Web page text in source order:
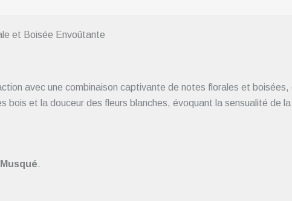
et Boisée Envoûtante
avec une combinaison captivante de notes florales et
bois et la douceur des fleurs blanches, évoquant la sensualité de
.